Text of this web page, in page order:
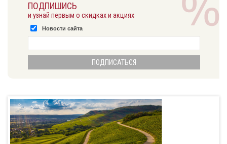
ПОДПИШИСЬ
и узнай первым о скидках и акциях
Новости сайта